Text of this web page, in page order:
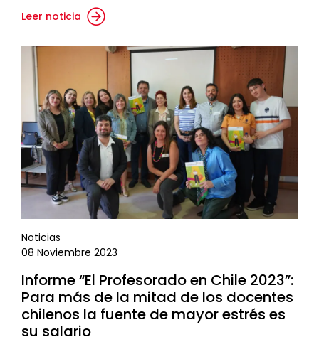
Leer noticia
Noticias
08 Noviembre 2023
Informe “El Profesorado en Chile 2023”:
Para más de la mitad de los docentes
chilenos la fuente de mayor estrés es
su salario